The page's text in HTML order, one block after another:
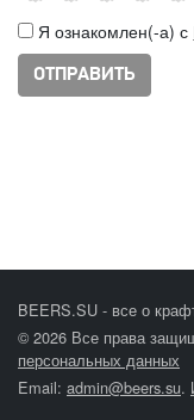
Я ознакомлен(-а) с
BEERS.SU - все о
© 2026 Все права
персональных данных
Email: admin@beers.su.